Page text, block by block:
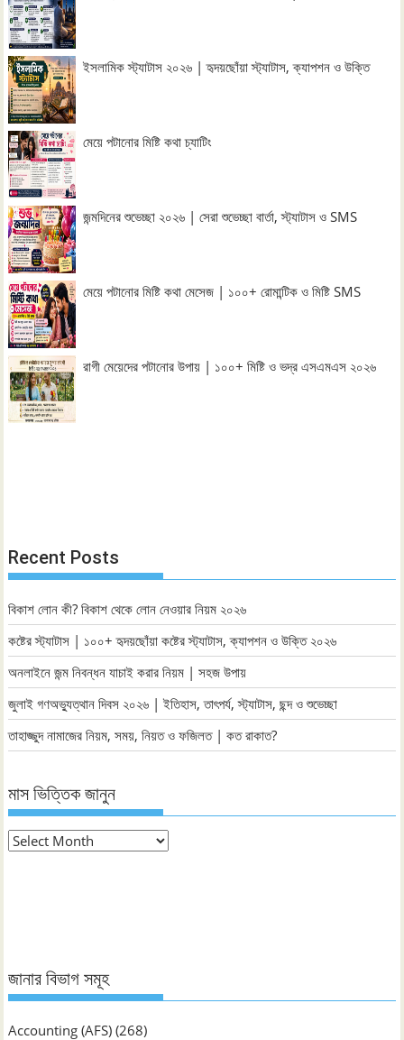
ইসলামিক স্ট্যাটাস ২০২৬ | হৃদয়ছোঁয়া স্ট্যাটাস, ক্যাপশন ও উক্তি
মেয়ে পটানোর মিষ্টি কথা চ্যাটিং
জন্মদিনের শুভেচ্ছা ২০২৬ | সেরা শুভেচ্ছা বার্তা, স্ট্যাটাস ও SMS
মেয়ে পটানোর মিষ্টি কথা মেসেজ | ১০০+ রোমান্টিক ও মিষ্টি SMS
রাগী মেয়েদের পটানোর উপায় | ১০০+ মিষ্টি ও ভদ্র এসএমএস ২০২৬
Recent Posts
বিকাশ লোন কী? বিকাশ থেকে লোন নেওয়ার নিয়ম ২০২৬
কষ্টের স্ট্যাটাস | ১০০+ হৃদয়ছোঁয়া কষ্টের স্ট্যাটাস, ক্যাপশন ও উক্তি ২০২৬
অনলাইনে জন্ম নিবন্ধন যাচাই করার নিয়ম | সহজ উপায়
জুলাই গণঅভ্যুত্থান দিবস ২০২৬ | ইতিহাস, তাৎপর্য, স্ট্যাটাস, ছন্দ ও শুভেচ্ছা
তাহাজ্জুদ নামাজের নিয়ম, সময়, নিয়ত ও ফজিলত | কত রাকাত?
মাস ভিত্তিক জানুন
মাস
জানার বিভাগ সমূহ
Accounting (AFS) (268)